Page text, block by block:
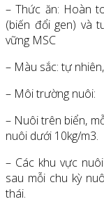
– Thức ăn: Hoàn
(biến đổi gen) và
vững MSC
– Màu sắc: tự
– Môi trường nuôi:
– Nuôi trên biển,
nuôi dưới 10kg/m3.
– Các khu vực
sau mỗi chu kỳ
thái.